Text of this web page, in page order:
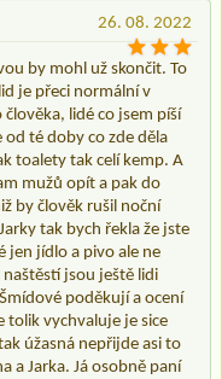
26. 08. 2022
by mohl už skončit. To
je přeci normální v
lidé co jsem píší
té doby co zde děla
toalety tak celí kemp. A
mužů opít a pak do
by člověk rušil noční
tak bych řekla že jste
jen jídlo a pivo ale ne
jsou ještě lidi
poděkují a ocení
tolik vychvaluje je sice
úžasná nepřijde asi to
a Jarka. Já osobně paní